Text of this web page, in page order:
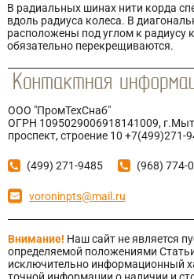
В радиальных шинах нити корда
вдоль радиуса колеса. В
расположены под углом к радиусу
обязательно перекрещиваются.
ООО "ПромТехСнаб"
ОГРН 1095029006918141009,
проспект, строение 10 +7(499)271-
(499) 271-9485 (968) 774-
voroninpts@mail.ru
Внимание! Наш сайт не является
определяемой положениями
исключительно информационный